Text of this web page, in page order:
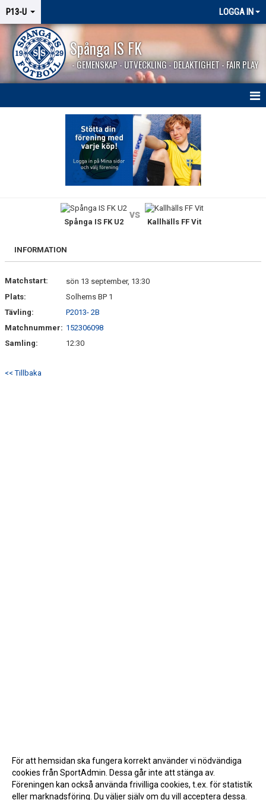
P13-U LOGGA IN
Spånga IS FK
- GEMENSKAP - UTVECKLING - DELAKTIGHET - FAIR PLAY
BILDGALLERI
KONTAKT
Spånga IS FK U2
vs
Kallhälls FF Vit
INFORMATION
Matchstart:
sön 13 september, 13:30
Plats:
Solhems BP 1
Tävling:
P2013- 2B
Matchnummer: 152306098
Samling:
12:30
<< Tillbaka
För att hemsidan ska fungera korrekt använder vi nödvändiga
cookies från SportAdmin. Dessa går inte att stänga av.
Föreningen kan också använda frivilliga cookies, t.ex. för statistik
eller marknadsföring. Du väljer själv om du vill acceptera dessa.